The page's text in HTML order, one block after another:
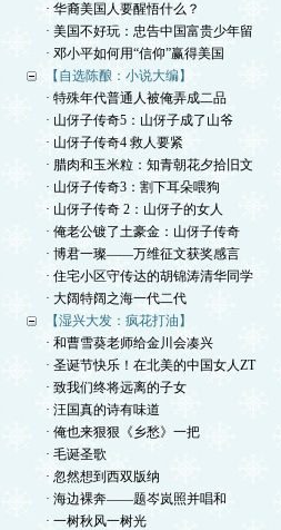
· 华裔美国人要醒悟什么？
· 美国不好玩：忠告中国富贵少年留
· 邓小平如何用“信仰”赢得美国
【自选陈酿：小说大编】
· 特殊年代普通人被俺弄成二品
· 山伢子传奇5：山伢子成了山爷
· 山伢子传奇4 救人要紧
· 腊肉和玉米粒：知青朝花夕拾旧文
· 山伢子传奇3：割下耳朵喂狗
· 山伢子传奇 2：山伢子的女人
· 俺老公镀了土豪金：山伢子传奇
· 博君一璨——万维征文获奖感言
· 住宅小区守传达的胡锦涛清华同学
· 大阔特阔之海一代二代
【湿兴大发：疯花打油】
· 和曹雪葵老师给金川会凑兴
· 圣诞节快乐！在北美的中国女人ZT
· 致我们终将远离的子女
· 汪国真的诗有味道
· 俺也来狠狠《乡愁》一把
· 毛诞圣歌
· 忽然想到西双版纳
· 海边裸奔——题岑岚照并唱和
· 一树秋风一树光